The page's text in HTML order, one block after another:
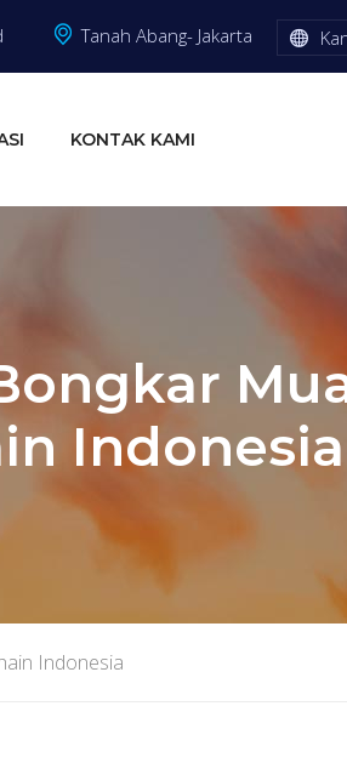
Tanah Abang- Jakarta
KONTAK KAMI
Indonesia
Indonesia